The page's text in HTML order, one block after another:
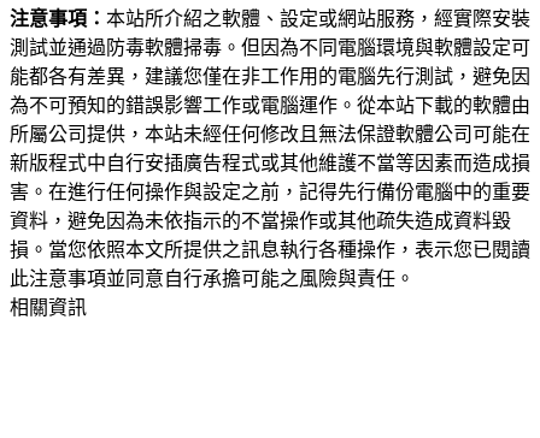
注意事項： 本站所介紹之軟體、設定或網站服務，經實際安裝
測試並通過防毒軟體掃毒。但因為不同電腦環境與軟體設定可
能都各有差異，建議您僅在非工作用的電腦先行測試，避免因
為不可預知的錯誤影響工作或電腦運作。從本站下載的軟體由
所屬公司提供，本站未經任何修改且無法保證軟體公司可能在
新版程式中自行安插廣告程式或其他維護不當等因素而造成損
害。在進行任何操作與設定之前，記得先行備份電腦中的重要
資料，避免因為未依指示的不當操作或其他疏失造成資料毀
損。當您依照本文所提供之訊息執行各種操作，表示您已閱讀
此注意事項並同意自行承擔可能之風險與責任。
相關資訊